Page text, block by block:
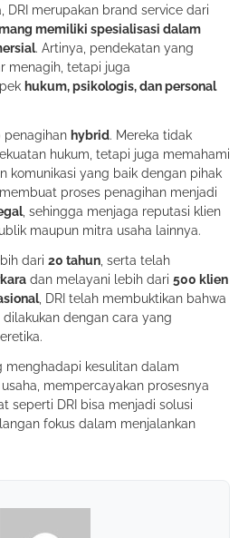
merupakan brand service dari
memiliki spesialisasi dalam
. Artinya, pendekatan yang
menagih, tetapi juga
hukum, psikologis, dan personal
penagihan hybrid. Mereka tidak
hukum, tetapi juga memahami
komunikasi yang baik dengan pihak
proses penagihan menjadi
, sehingga menjaga reputasi klien
maupun mitra usaha lainnya.
dari 20 tahun , serta telah
dan melayani lebih dari 500 klien
, DRI telah membuktikan bahwa
dengan cara yang
menghadapi kesulitan dalam
mempercayakan prosesnya
seperti DRI bisa menjadi solusi
fokus dalam menjalankan